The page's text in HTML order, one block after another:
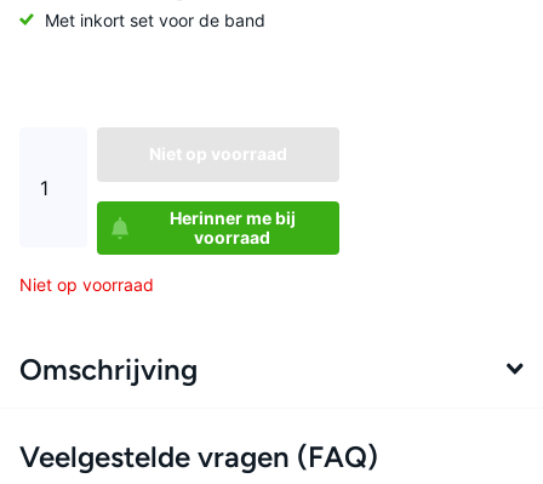
Met inkort set voor de band
Niet op voorraad
Herinner me bij
voorraad
Niet op voorraad
Omschrijving
Veelgestelde vragen (FAQ)